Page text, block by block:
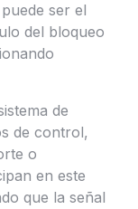
ser el
del bloqueo
de
de control,
o
en este
que la señal